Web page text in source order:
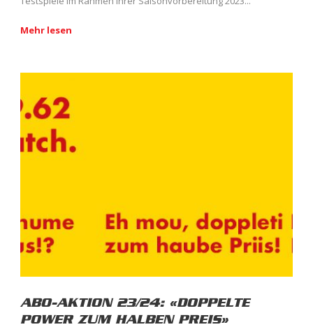
Mehr lesen
ABO-AKTION 23/24: «DOPPELTE
POWER ZUM HALBEN PREIS»